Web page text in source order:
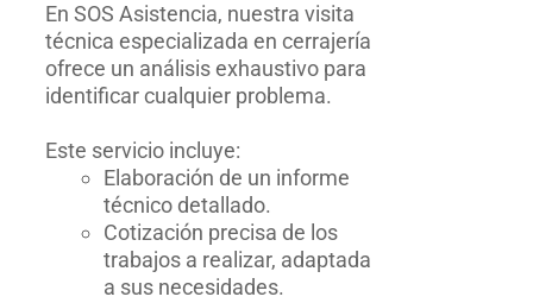
En SOS Asistencia, nuestra visita
técnica especializada en cerrajería
ofrece un análisis exhaustivo para
identificar cualquier problema.
Este servicio incluye:
Elaboración de un informe
técnico detallado.
Cotización precisa de los
trabajos a realizar, adaptada
a sus necesidades.